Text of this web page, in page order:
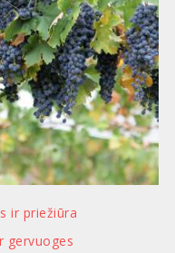
ir priežiūra
gervuoges